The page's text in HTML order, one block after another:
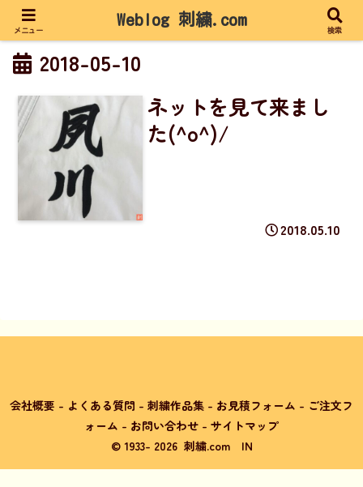
2018-05-10
ネットを見て来まし
た(^o^)/
2018.05.10
会社概要 - よくある質問 - 刺繍作品集 - お見積フォーム - ご注文フ
ォーム - お問い合わせ - サイトマップ
© 1933- 2026 刺繍.com IN
メニュー
Weblog 刺繍.com
検索